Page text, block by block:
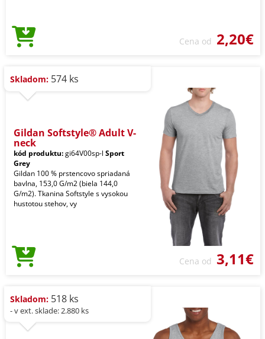
Cena od 2,20€
Skladom: 574 ks
Gildan Softstyle® Adult V-
neck
kód produktu:gi64V00sp-l Sport
Grey
Gildan 100 % prstencovo spriadaná
bavlna, 153,0 G/m2 (biela 144,0
G/m2). Tkanina Softstyle s vysokou
hustotou stehov, vy
Cena od 3,11€
Skladom: 518 ks
- v ext. sklade: 2.880 ks